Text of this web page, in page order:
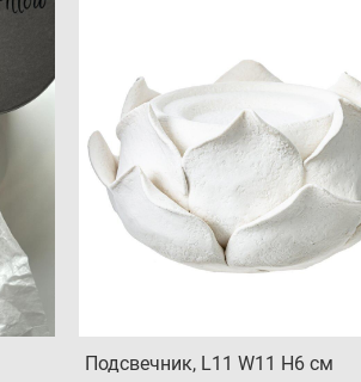
Подсвечник, L11 W11 H6 см